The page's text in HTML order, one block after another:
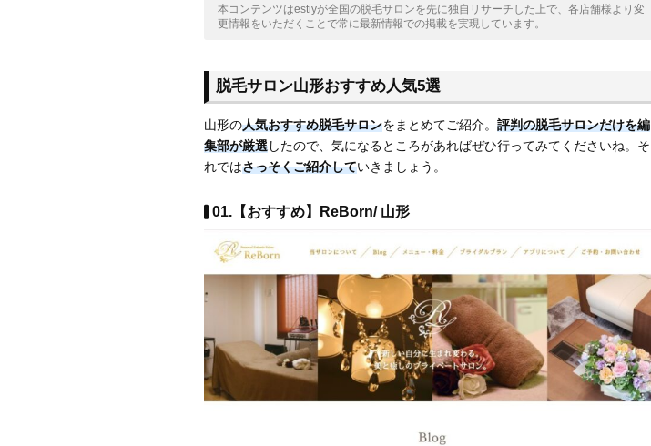
本コンテンツはestiyが全国の脱毛サロンを先に独自リサーチした上で、各店舗様より変
更情報をいただくことで常に最新情報での掲載を実現しています。
脱毛サロン山形おすすめ人気5選
山形の人気おすすめ脱毛サロンをまとめてご紹介。 評判の脱毛サロンだけを編
集部が厳選したので、気になるところがあればぜひ行ってみてくださいね。そ
れではさっそくご紹介していきましょう。
01.【おすすめ】ReBorn/ 山形